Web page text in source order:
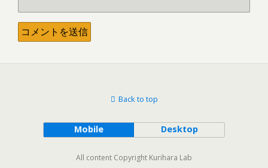
Back to top
Mobile Desktop
All content Copyright Kurihara Lab